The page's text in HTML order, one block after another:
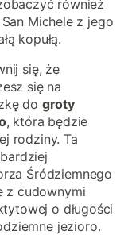
również
San Michele z jego
kopułą.
się, że
się na
do groty
, która będzie
rodziny. Ta
Śródziemnego
z cudownymi
o długości
jezioro.